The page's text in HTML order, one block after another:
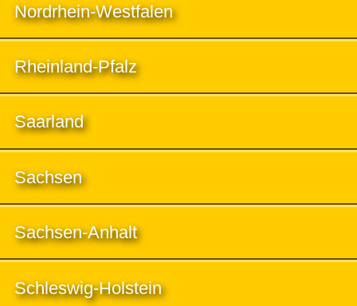
Nordrhein-Westfalen
Rheinland-Pfalz
Saarland
Sachsen
Sachsen-Anhalt
Schleswig-Holstein